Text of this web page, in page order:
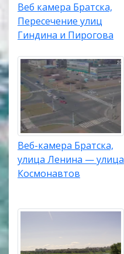
Веб камера Братска,
Пересечение улиц
Гиндина и Пирогова
Веб-камера Братска,
улица Ленина — улица
Космонавтов